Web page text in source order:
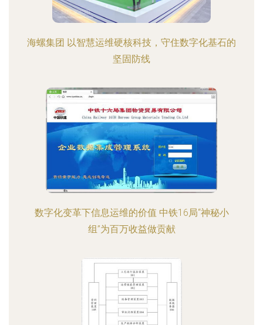
海螺集团 以智慧运维硬核科技，守住数字化基石的
坚固防线
数字化变革下信息运维的价值 中铁16局“神秘小
组”为百万收益做贡献